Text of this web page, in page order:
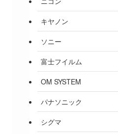
キヤノン
ソニー
富士フイルム
OM SYSTEM
パナソニック
シグマ